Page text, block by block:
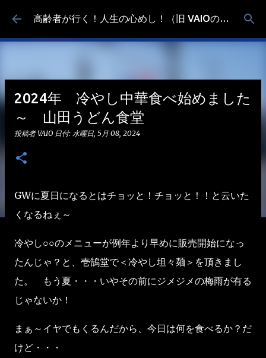
スキップしてメイン コンテンツに移動 高齢者が行く！人生の心めし！（旧 VAIOの食べ歩き）
2024年 冷やし中華食べ始めました
～ 山田うどん食堂
投稿者VAIO 日付: 水曜日, 5月 08, 2024
GWに夏日になるとはチョッと！チョッと！！と云いた
くなるねぇ～
冷やし○○のメニューが例年より早めに販売開始になっ
たんじゃ？と、壱鵠堂で＜冷やし坦々麺＞を頂きまし
た。 もう夏・・・いやその前にジメジメの梅雨が有る
じゃないか！
まぁ～イヤでもくるんだから、今日は何を食べるか？だ
けど・・・